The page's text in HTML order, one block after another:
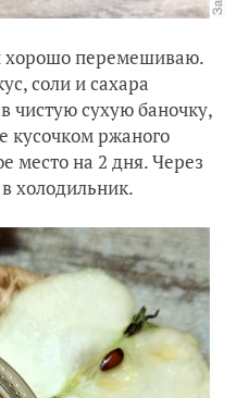
хорошо перемешиваю.
соли и сахара
чистую сухую баночку,
ржаного
место на 2 дня. Через
холодильник.